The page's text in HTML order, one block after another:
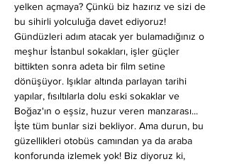
yelken açmaya? Çünkü biz hazırız ve sizi de
bu sihirli yolculuğa davet ediyoruz!
Gündüzleri adım atacak yer bulamadığınız o
meşhur İstanbul sokakları, işler güçler
bittikten sonra adeta bir film setine
dönüşüyor. Işıklar altında parlayan tarihi
yapılar, fısıltılarla dolu eski sokaklar ve
Boğaz'ın o eşsiz, huzur veren manzarası...
İşte tüm bunlar sizi bekliyor. Ama durun, bu
güzellikleri otobüs camından ya da araba
konforunda izlemek yok! Biz diyoruz ki,